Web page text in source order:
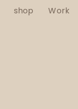
shop Work